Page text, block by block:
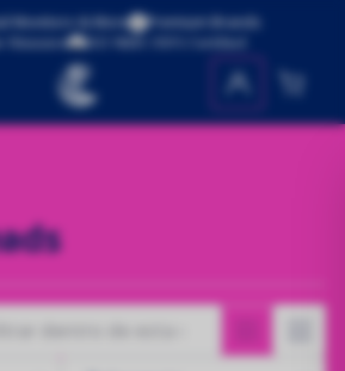
Monitors & More
Premium Brands
Shipping
ISO 9001:2015 Certified
encontraron productos